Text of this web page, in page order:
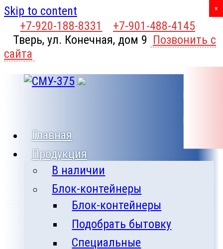
Skip to content
+7-920-188-8331
+7-901-488-4145
Тверь, ул. Конечная, дом 9 Позвонить с
сайта
Главная
Продукция
В наличии
Блок-контейнеры
Блок-контейнеры
Подобрать бытовку
Специальные
X
×